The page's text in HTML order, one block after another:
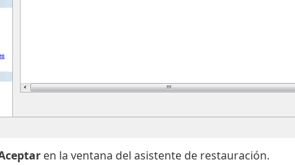
en la ventana del asistente de restauración.